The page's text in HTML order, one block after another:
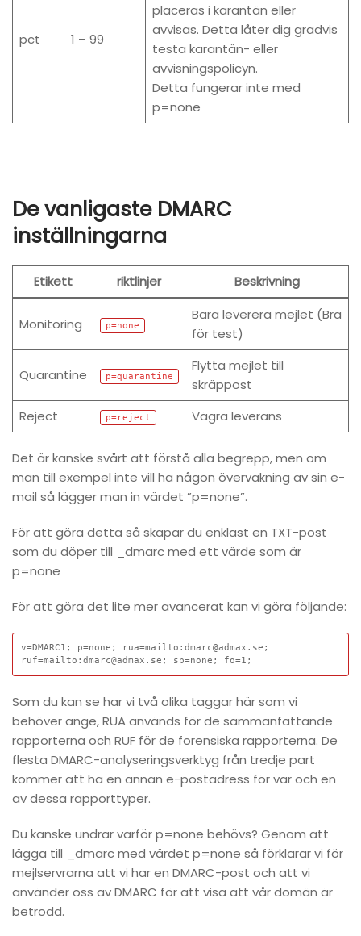
pct 1 – 99
placeras i karantän eller
avvisas. Detta låter dig gradvis
testa karantän- eller
avvisningspolicyn.
Detta fungerar inte med
p=none
De vanligaste DMARC
inställningarna
Etikett riktlinjer Beskrivning
Monitoring p=none
Bara leverera mejlet (Bra
för test)
Quarantine p=quarantine
Flytta mejlet till
skräppost
Reject
p=reject Vägra leverans
Det är kanske svårt att förstå alla begrepp, men om
man till exempel inte vill ha någon övervakning av sin e-
mail så lägger man in värdet ”p=none”.
För att göra detta så skapar du enklast en TXT-post
som du döper till
_dmarcmed ett värde som är
p=none
För att göra det lite mer avancerat kan vi göra följande:
v=DMARC1; p=none; rua=mailto:dmarc@admax.se;
ruf=mailto:dmarc@admax.se; sp=none; fo=1;
Som du kan se har vi två olika taggar här som vi
behöver ange,RUAanvänds för de sammanfattande
rapporterna och RUF för de forensiska rapporterna. De
flesta DMARC-analyseringsverktyg från tredje part
kommer att ha en annan e-postadress för var och en
av dessa rapporttyper.
Du kanske undrar varför p=none behövs? Genom att
lägga till _dmarc med värdet p=none så förklarar vi för
mejlservrarna att vi har en DMARC-post och att vi
använder oss av DMARC för att visa att vår domän är
betrodd.